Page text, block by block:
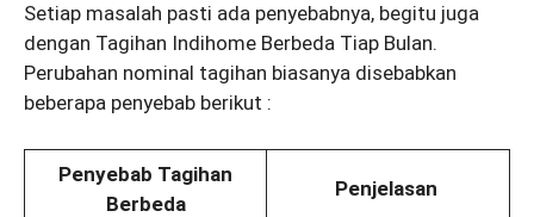
Setiap masalah pasti ada penyebabnya, begitu juga
dengan Tagihan Indihome Berbeda Tiap Bulan.
Perubahan nominal tagihan biasanya disebabkan
beberapa penyebab berikut :
Penyebab Tagihan
Berbeda
Penjelasan